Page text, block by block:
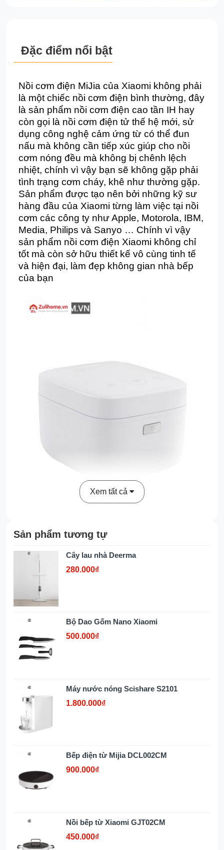
Đặc điểm nổi bật
Nồi cơm điện MiJia của Xiaomi không phải
là một chiếc nồi cơm điện bình thường, đây
là sản phẩm nồi cơm điện cao tần IH hay
còn gọi là nồi cơm điện tử thế hệ mới, sử
dụng công nghệ cảm ứng từ có thể đun
nấu mà không cần tiếp xúc giúp cho nồi
cơm nóng đều mà không bị chênh lệch
nhiệt, chính vì vậy bạn sẽ không gặp phải
tình trạng cơm cháy, khê như thường gặp.
Sản phẩm được tạo nên bởi những kỹ sư
hàng đầu của Xiaomi từng làm việc tại nồi
cơm các công ty như Apple, Motorola, IBM,
Media, Philips và Sanyo … Chính vì vậy
sản phẩm nồi cơm điện Xiaomi không chỉ
tốt mà còn sở hữu thiết kế vô cùng tinh tế
và hiện đại, làm đẹp không gian nhà bếp
của bạn
Xem tất cả
Sản phẩm tương tự
Cây lau nhà Deerma
280.000₫
Bộ Dao Gốm Nano Xiaomi
500.000₫
Máy nước nóng Scishare S2101
1.800.000₫
Bếp điện từ Mijia DCL002CM
900.000₫
Nồi bếp từ Xiaomi GJT02CM
450.000₫